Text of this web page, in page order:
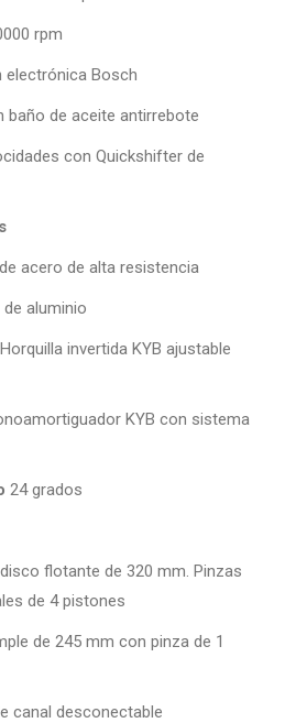
rpm
electrónica Bosch
baño de aceite antirrebote
con Quickshifter de
acero de alta resistencia
aluminio
Horquilla invertida KYB ajustable
KYB con sistema
24 grados
flotante de 320 mm. Pinzas
de 4 pistones
de 245 mm con pinza de 1
canal desconectable